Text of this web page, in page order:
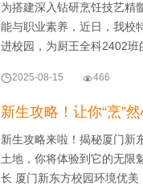
为搭建深入钻研烹饪技艺精
能与职业素养，近日，我校
进校园，为厨王全科2402
2025-08-15 466
新生攻略！让你“烹”
新生攻略来啦！揭秘厦门新
土地，你将体验到它的无限
长 厦门新东方校园环境优